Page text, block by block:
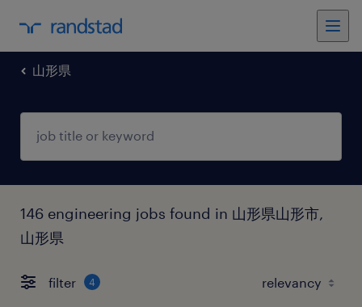
山形県
146 engineering jobs found in 山形県山形市,
山形県
filter 4